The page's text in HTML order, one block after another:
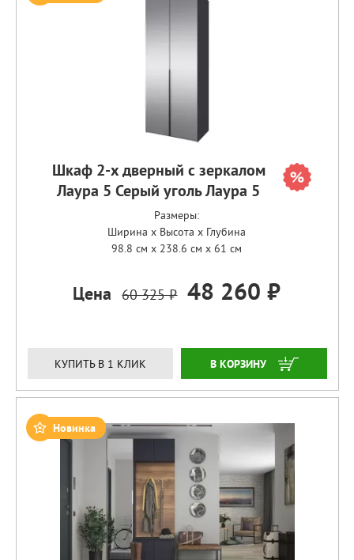
Шкаф 2-х дверный с зеркалом
Лаура 5 Серый уголь Лаура 5
Размеры:
Ширина x Высота x Глубина
98.8 см x 238.6 см x 61 см
Цена 60 325 ₽ 48 260 ₽
КУПИТЬ В 1 КЛИК ЗАКАЗАТЬ
Новинка